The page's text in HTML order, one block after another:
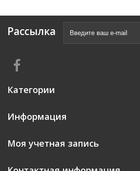
Рассылка
Категории
Информация
Моя учетная запись